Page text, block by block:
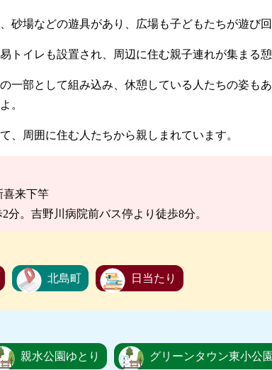
砂場などの遊具があり、広場も子どもたちが遊び
トイレも設置され、周辺に住む親子連れが集まる
一部として組み込み、休憩している人たちの姿も
。
、周囲に住む人たちから親しまれています。
喜来下竿
。吉野川病院前バス停より徒歩8分。
北島町 日当たり
親水公園ゆとり グリーンタウン東小公園